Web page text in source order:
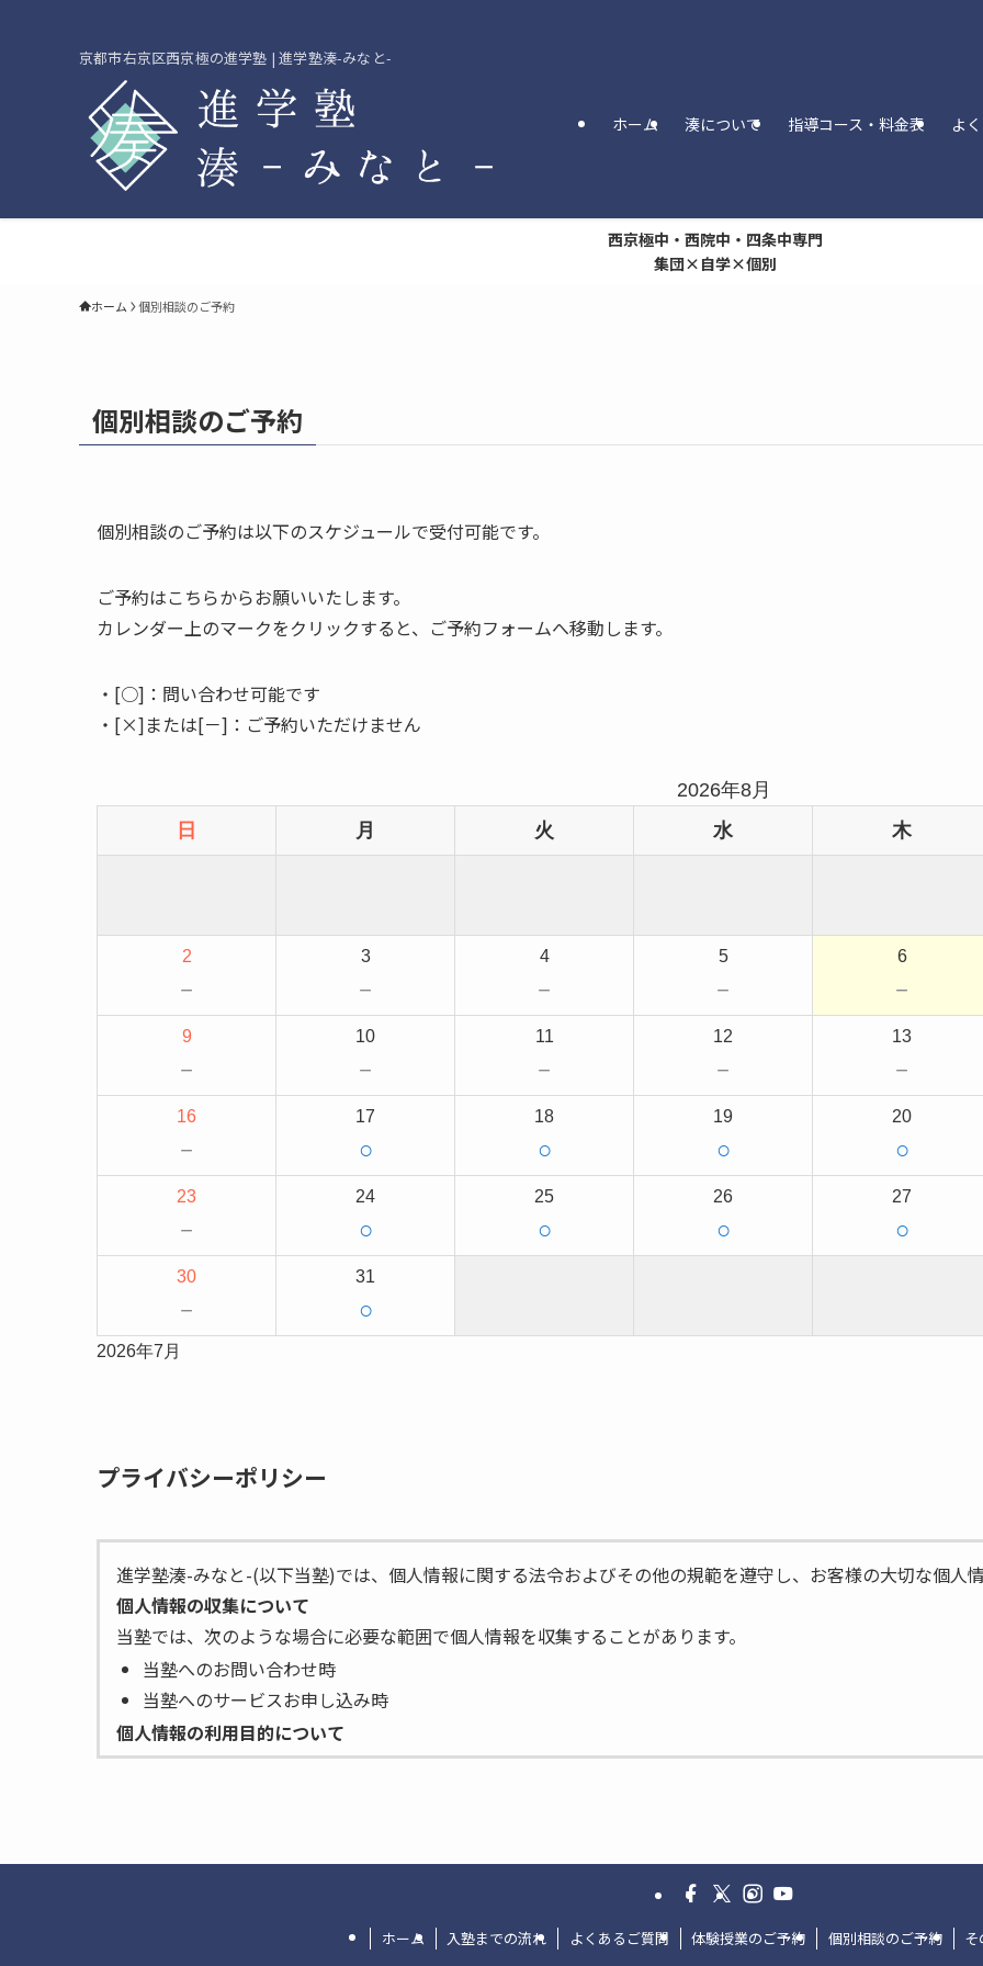
京都市右京区西京極の進学塾 | 進学塾湊-みなと-
ホーム 湊について 指導コース・料金表 よ
西京極中・西院中・四条中専門
集団×自学×個別
ホーム 個別相談のご予約
個別相談のご予約
個別相談のご予約は以下のスケジュールで受付可能です。
ご予約はこちらからお願いいたします。
カレンダー上のマークをクリックすると、ご予約フォームへ移動します。
・[○]：問い合わせ可能です
・[×]または[－]：ご予約いただけません
2026年8月
日
月 火 水 木
2
－
3
－
4
－
5
－
6
－
9
－
10
－
11
－
12
－
13
－
16
－
17
○
18
○
19
○
20
○
23
－
24
○
25
○
26
○
27
○
30
－
31
○
2026年7月
プライバシーポリシー
進学塾湊-みなと-(以下当塾)では、個人情報に関する法令およびその他の規範を遵守し、お客様の大切な個人
個人情報の収集について
当塾では、次のような場合に必要な範囲で個人情報を収集することがあります。
当塾へのお問い合わせ時
当塾へのサービスお申し込み時
個人情報の利用目的について
当塾は、お客様から収集した個人情報を次の目的で利用いたします。
お客様へのサービス提供のため
当塾では、お客様より取得した個人情報を第三者に開示または提供することはありません。ただし、次の場合
ホーム 入塾までの流れ よくあるご質問 体験授業のご予約 個別相談のご予約 そ